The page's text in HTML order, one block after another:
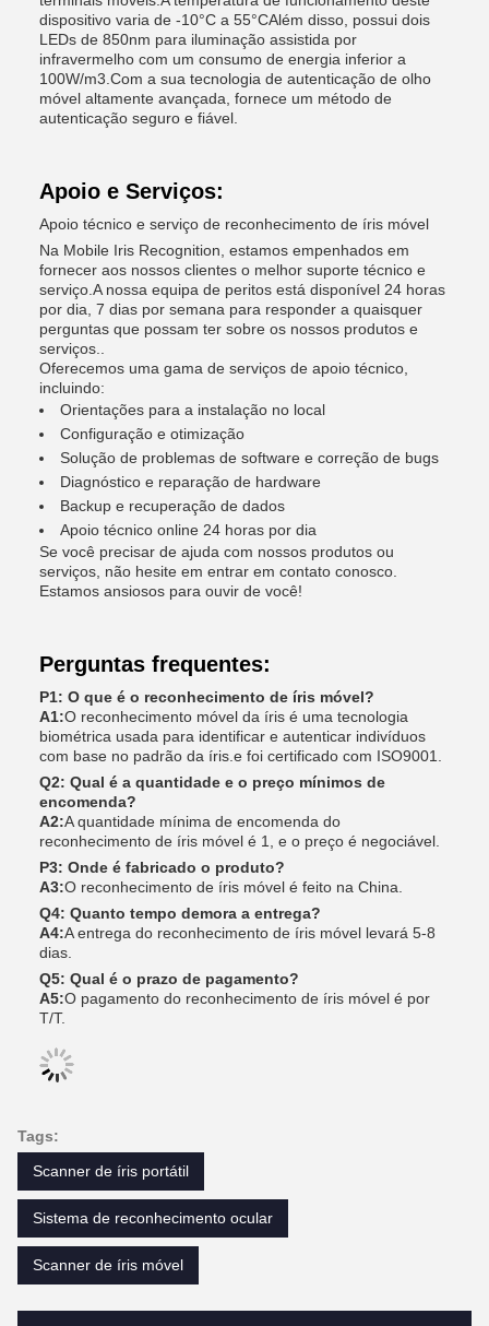
dispositivo varia de -10°C a 55°CAlém disso, possui dois
LEDs de 850nm para iluminação assistida por
infravermelho com um consumo de energia inferior a
100W/m3.Com a sua tecnologia de autenticação de olho
móvel altamente avançada, fornece um método de
autenticação seguro e fiável.
Apoio e Serviços:
Apoio técnico e serviço de reconhecimento de íris móvel
Na Mobile Iris Recognition, estamos empenhados em
fornecer aos nossos clientes o melhor suporte técnico e
serviço.A nossa equipa de peritos está disponível 24 horas
por dia, 7 dias por semana para responder a quaisquer
perguntas que possam ter sobre os nossos produtos e
serviços..
Oferecemos uma gama de serviços de apoio técnico,
incluindo:
Orientações para a instalação no local
Configuração e otimização
Solução de problemas de software e correção de bugs
Diagnóstico e reparação de hardware
Backup e recuperação de dados
Apoio técnico online 24 horas por dia
Se você precisar de ajuda com nossos produtos ou
serviços, não hesite em entrar em contato conosco.
Estamos ansiosos para ouvir de você!
Perguntas frequentes:
P1: O que é o reconhecimento de íris móvel?
A1:O reconhecimento móvel da íris é uma tecnologia
biométrica usada para identificar e autenticar indivíduos
com base no padrão da íris.e foi certificado com ISO9001.
Q2: Qual é a quantidade e o preço mínimos de
encomenda?
A2:A quantidade mínima de encomenda do
reconhecimento de íris móvel é 1, e o preço é negociável.
P3: Onde é fabricado o produto?
A3:O reconhecimento de íris móvel é feito na China.
Q4: Quanto tempo demora a entrega?
A4:A entrega do reconhecimento de íris móvel levará 5-8
dias.
Q5: Qual é o prazo de pagamento?
A5:O pagamento do reconhecimento de íris móvel é por
T/T.
Tags:
Scanner de íris portátil
Sistema de reconhecimento ocular
Scanner de íris móvel